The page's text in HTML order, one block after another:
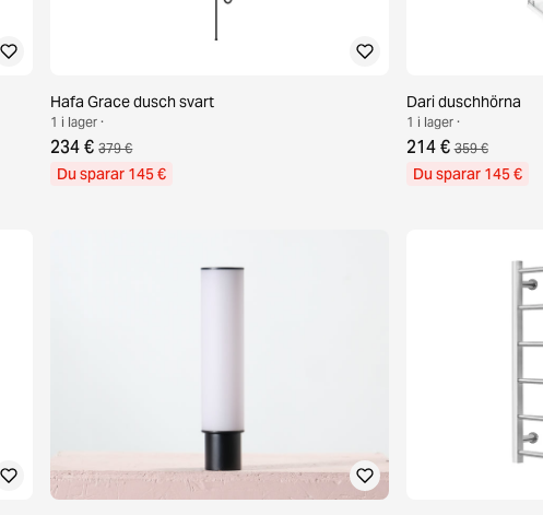
Hafa Grace dusch svart
1 i lager ·
234 € 379 €
Du sparar 145 €
Dari duschhörna
1 i lager ·
214 € 359 €
Du sparar 145 €